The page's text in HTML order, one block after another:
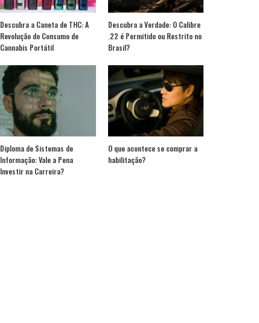
Descubra a Caneta de THC: A
Revolução do Consumo de
Cannabis Portátil
Descubra a Verdade: O Calibre
.22 é Permitido ou Restrito no
Brasil?
Diploma de Sistemas de
Informação: Vale a Pena
Investir na Carreira?
O que acontece se comprar a
habilitação?